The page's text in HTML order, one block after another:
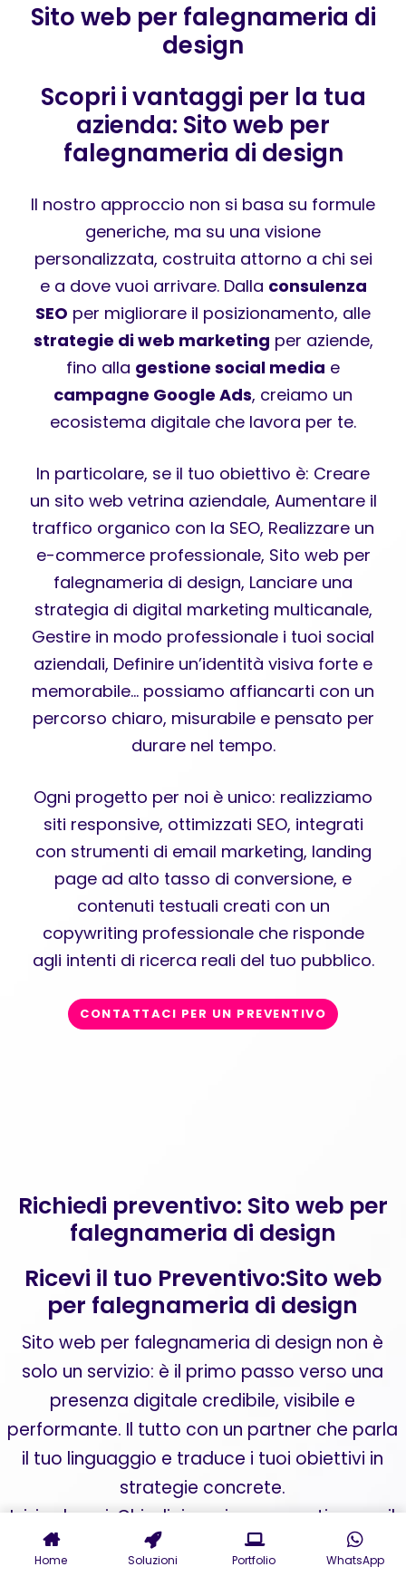
Sito web per falegnameria di
design
Scopri i vantaggi per la tua
azienda: Sito web per
falegnameria di design
Il nostro approccio non si basa su formule
generiche, ma su una visione
personalizzata, costruita attorno a chi sei
e a dove vuoi arrivare. Dalla consulenza
SEO per migliorare il posizionamento, alle
strategie di web marketing per aziende,
fino alla gestione social media e
campagne Google Ads, creiamo un
ecosistema digitale che lavora per te.
In particolare, se il tuo obiettivo è: Creare
un sito web vetrina aziendale, Aumentare il
traffico organico con la SEO, Realizzare un
e-commerce professionale, Sito web per
falegnameria di design, Lanciare una
strategia di digital marketing multicanale,
Gestire in modo professionale i tuoi social
aziendali, Definire un’identità visiva forte e
memorabile… possiamo affiancarti con un
percorso chiaro, misurabile e pensato per
durare nel tempo.
Ogni progetto per noi è unico: realizziamo
siti responsive, ottimizzati SEO, integrati
con strumenti di email marketing, landing
page ad alto tasso di conversione, e
contenuti testuali creati con un
copywriting professionale che risponde
agli intenti di ricerca reali del tuo pubblico.
CONTATTACI PER UN PREVENTIVO
Richiedi preventivo: Sito web per
falegnameria di design
Ricevi il tuo Preventivo:Sito web
per falegnameria di design
Sito web per falegnameria di design non è
solo un servizio: è il primo passo verso una
presenza digitale credibile, visibile e
performante. Il tutto con un partner che parla
il tuo linguaggio e traduce i tuoi obiettivi in
strategie concrete.
Inizia da qui. Chiedici oggi un preventivo per il
tuo sito web aziendale o una consulenza per
Home Soluzioni Portfolio WhatsApp